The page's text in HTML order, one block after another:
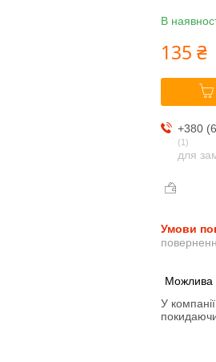
В
135 ₴
+380
1
для
У